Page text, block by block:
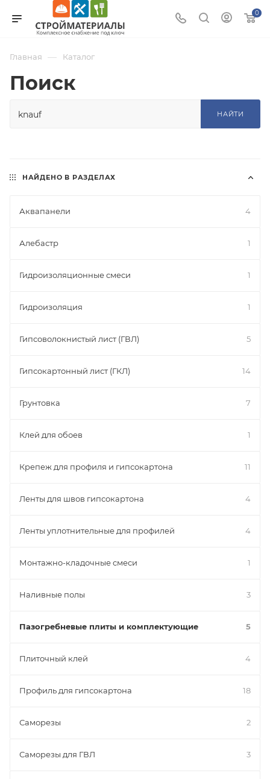
0
Главная — Каталог
Поиск
НАЙТИ
НАЙДЕНО В РАЗДЕЛАХ
Аквапанели 4
Алебастр 1
Гидроизоляционные смеси 1
Гидроизоляция 1
Гипсоволокнистый лист (ГВЛ) 5
Гипсокартонный лист (ГКЛ) 14
Грунтовка 7
Клей для обоев 1
Крепеж для профиля и гипсокартона 11
Ленты для швов гипсокартона 4
Ленты уплотнительные для профилей 4
Монтажно-кладочные смеси 1
Наливные полы 3
Пазогребневые плиты и комплектующие 5
Плиточный клей 4
Профиль для гипсокартона 18
Саморезы 2
Саморезы для ГВЛ 3